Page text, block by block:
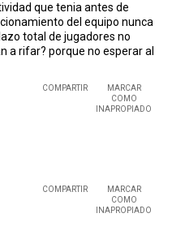
que tenia antes de
del equipo nunca
total de jugadores no
a rifar? porque no esperar al
COMPARTIR
MARCAR
COMO
INAPROPIADO
COMPARTIR
MARCAR
COMO
INAPROPIADO